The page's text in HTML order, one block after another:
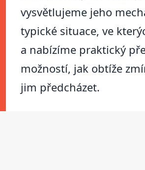
vysvětlujeme jeho
typické situace, ve
a nabízíme praktický
možností, jak obtíže
jim předcházet.